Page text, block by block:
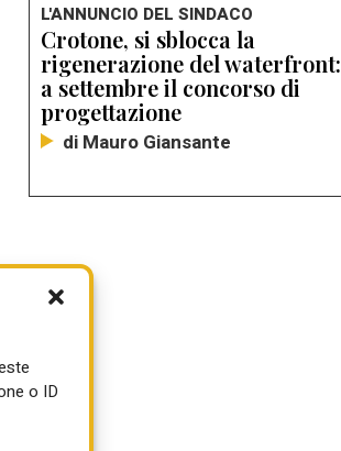
o ID
L'ANNUNCIO DEL SINDACO
Crotone, si sblocca la
rigenerazione del waterfront:
a settembre il concorso di
progettazione
di Mauro Giansante